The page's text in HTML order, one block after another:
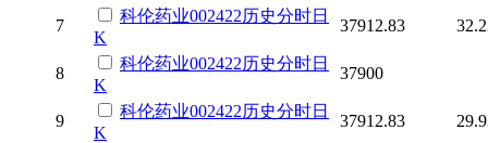
7
科伦药业002422历史分时日
K
37912.83
8
科伦药业002422历史分时日
K
37900
9
科伦药业002422历史分时日
K
37912.83